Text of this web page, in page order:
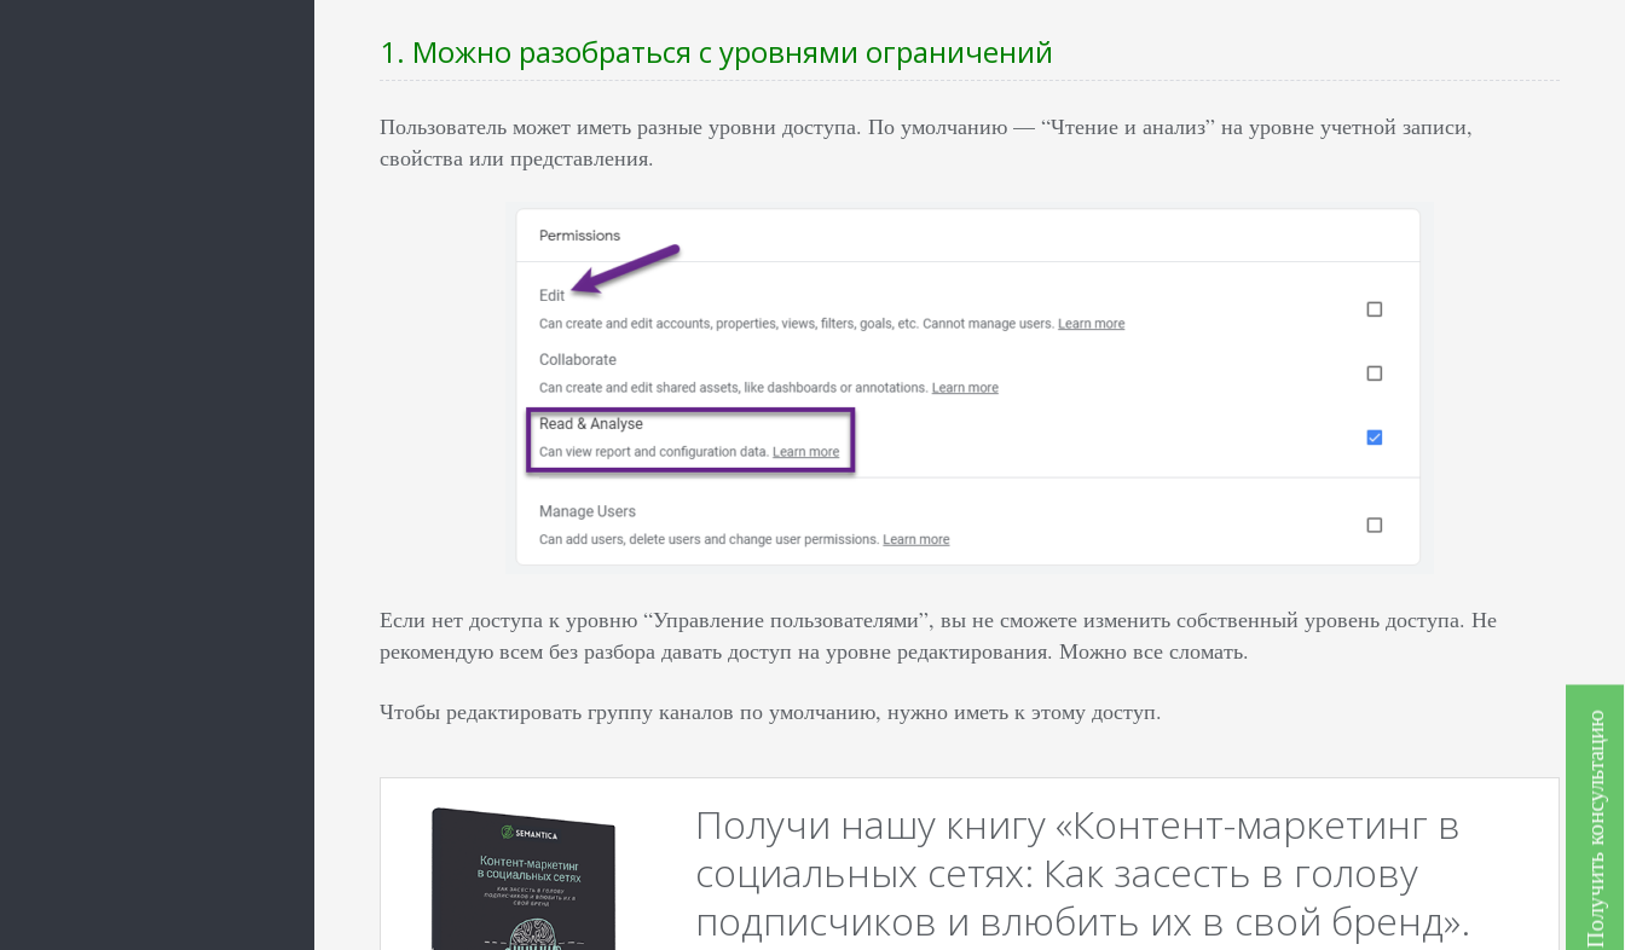
1. Можно разобраться с уровнями ограничений
Пользователь может иметь разные уровни доступа. По умолчанию — “Чтение и анализ” на уровне учетной записи,
свойства или представления.
Если нет доступа к уровню “Управление пользователями”, вы не сможете изменить собственный уровень доступа. Не
рекомендую всем без разбора давать доступ на уровне редактирования. Можно все сломать.
Чтобы редактировать группу каналов по умолчанию, нужно иметь к этому доступ.
Получи нашу книгу «Контент-маркетинг в
социальных сетях: Как засесть в голову
подписчиков и влюбить их в свой бренд».
Получить консультацию